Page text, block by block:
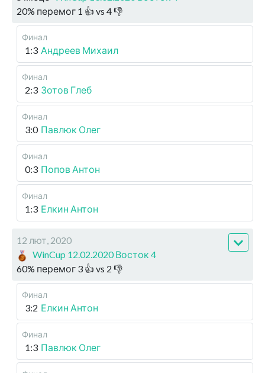
20% перемог 1 👍 vs 4👎
Финал
1:3 Андреев Михаил
Финал
2:3 Зотов Глеб
Финал
3:0 Павлюк Олег
Финал
0:3 Попов Антон
Финал
1:3 Елкин Антон
12 лют, 2020
WinCup 12.02.2020 Восток 4
60% перемог 3 👍 vs 2 👎
Финал
3:2 Елкин Антон
Финал
1:3 Павлюк Олег